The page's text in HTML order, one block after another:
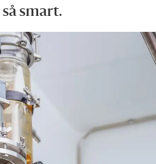
smart.